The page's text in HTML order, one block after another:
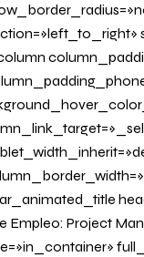
Project